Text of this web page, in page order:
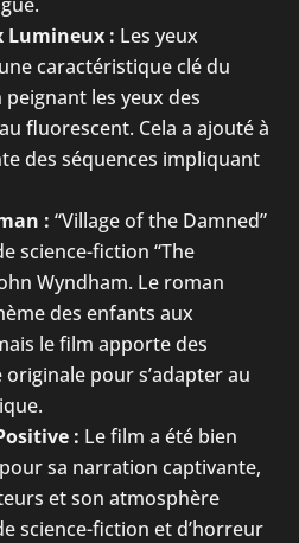
Lumineux : Les yeux
caractéristique clé du
les yeux des
fluorescent. Cela a ajouté à
des séquences impliquant
: “Village of the Damned”
science-fiction “The
Wyndham. Le roman
des enfants aux
le film apporte des
pour s’adapter au
: Le film a été bien
sa narration captivante,
et son atmosphère
science-fiction et d’horreur